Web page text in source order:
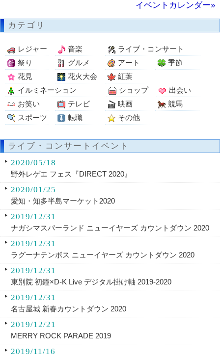
イベントカレンダー»
カテゴリ
レジャー 音楽
ライブ・コンサート
祭り
グルメ アート
季節
花見
花火大会
紅葉
イルミネーション
ショップ
出会い
お笑い
テレビ 映画
競馬
スポーツ
転職 その他
ライブ・コンサートイベント
2020/05/18
野外レゲエ フェス『DIRECT 2020』
2020/01/25
愛知・知多半島マーケット2020
2019/12/31
ナガシマスパーランド ニューイヤーズ カウントダウン 2020
2019/12/31
ラグーナテンボス ニューイヤーズ カウントダウン 2020
2019/12/31
東別院 初鐘×D-K Live デジタル掛け軸 2019-2020
2019/12/31
名古屋城 新春カウントダウン 2020
2019/12/21
MERRY ROCK PARADE 2019
2019/11/16